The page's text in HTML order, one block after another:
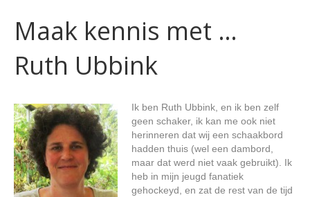
Maak kennis met …
Ruth Ubbink
Ik ben Ruth Ubbink, en ik ben zelf
geen schaker, ik kan me ook niet
herinneren dat wij een schaakbord
hadden thuis (wel een dambord,
maar dat werd niet vaak gebruikt). Ik
heb in mijn jeugd fanatiek
gehockeyd, en zat de rest van de tijd